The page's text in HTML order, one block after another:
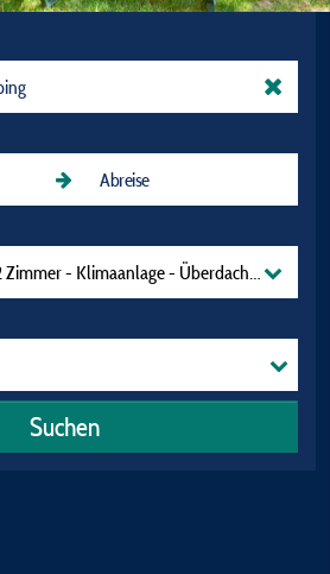
- Klimaanlage - Überdachte
Suchen